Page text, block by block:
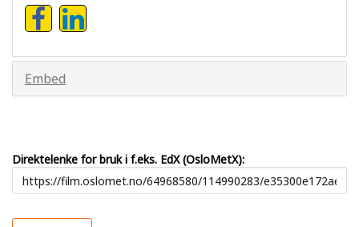
Embed
Direktelenke for bruk i f.eks. EdX (OsloMetX):